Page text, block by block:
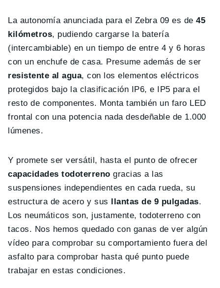
La autonomía anunciada para el Zebra 09 es de45
kilómetros, pudiendo cargarse la batería
(intercambiable) en un tiempo de entre 4 y 6 horas
con un enchufe de casa. Presume además de ser
resistente al agua, con los elementos eléctricos
protegidos bajo la clasificación IP6, e IP5 para el
resto de componentes. Monta también un faro LED
frontal con una potencia nada desdeñable de 1.000
lúmenes.
Y promete ser versátil, hasta el punto de ofrecer
capacidades todoterreno gracias a las
suspensiones independientes en cada rueda, su
estructura de acero y sus
llantas de 9 pulgadas.
Los neumáticos son, justamente, todoterreno con
tacos. Nos hemos quedado con ganas de ver algún
vídeo para comprobar su comportamiento fuera del
asfalto para comprobar hasta qué punto puede
trabajar en estas condiciones.